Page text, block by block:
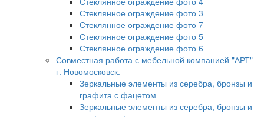
Стеклянное ограждение фото 3
Стеклянное ограждение фото 7
Стеклянное ограждение фото 5
Стеклянное ограждение фото 6
Совместная работа с мебельной компанией "АРТ"
г. Новомосковск.
Зеркальные элементы из серебра, бронзы и
графита с фацетом
Зеркальные элементы из серебра, бронзы и